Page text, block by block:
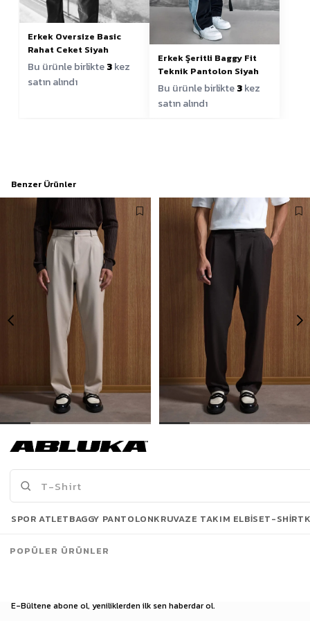
Erkek Oversize Basic
Rahat Ceket Siyah
Bu ürünle birlikte3kez
satın alındı
Erkek Şeritli Baggy Fit
Teknik Pantolon Siyah
Bu ürünle birlikte3kez
satın alındı
Benzer Ürünler
1.299,90 TL
Son Bakılanlar
E-Bültene abone ol, yeniliklerden ilk sen haberdar ol.
SPOR ATLETBAGGY PANTOLONKRUVAZE TAKIM ELBISET-SHIRT
POPÜLER ÜRÜNLER